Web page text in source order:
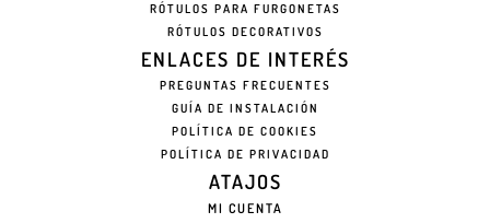
RÓTULOS PARA FURGONETAS
RÓTULOS DECORATIVOS
ENLACES DE INTERÉS
PREGUNTAS FRECUENTES
GUÍA DE INSTALACIÓN
POLÍTICA DE COOKIES
POLÍTICA DE PRIVACIDAD
ATAJOS
MI CUENTA